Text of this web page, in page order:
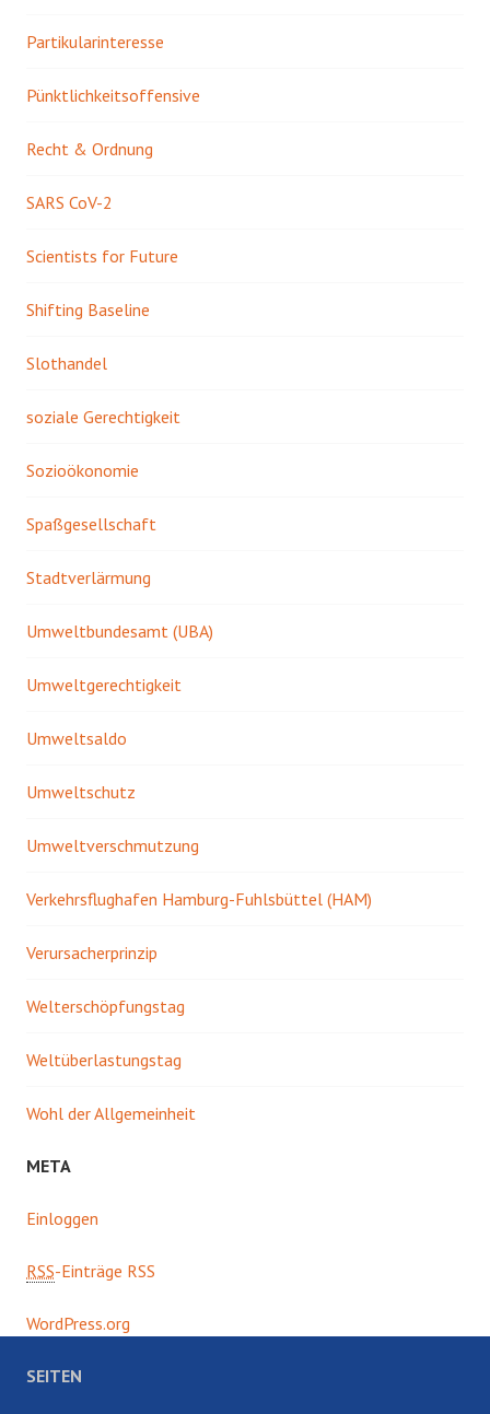
Partikularinteresse
Pünktlichkeitsoffensive
Recht & Ordnung
SARS CoV-2
Scientists for Future
Shifting Baseline
Slothandel
soziale Gerechtigkeit
Sozioökonomie
Spaßgesellschaft
Stadtverlärmung
Umweltbundesamt (UBA)
Umweltgerechtigkeit
Umweltsaldo
Umweltschutz
Umweltverschmutzung
Verkehrsflughafen Hamburg-Fuhlsbüttel (HAM)
Verursacherprinzip
Welterschöpfungstag
Weltüberlastungstag
Wohl der Allgemeinheit
META
Einloggen
RSS-Einträge RSS
WordPress.org
SEITEN